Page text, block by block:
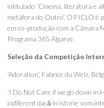
intitulado ‘Cinema, literatura e
metáfora do Outro’. O FICLO é
em co-produção com a Câmara
Programa 365 Algarve.
Seleção da Competição
‘Adoration’, Fabrice du Welz,
‘I Do Not Care if we go down in
indiferent dacă în istorie vom